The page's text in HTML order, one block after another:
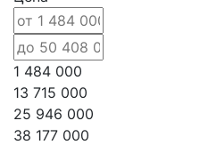
1 484 000
13 715 000
25 946 000
38 177 000